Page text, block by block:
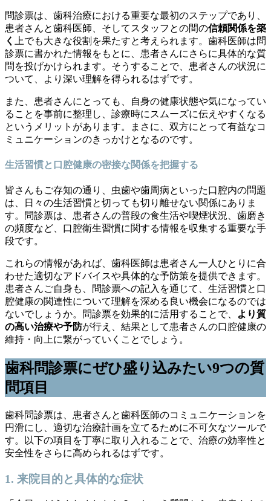
問診票は、歯科治療における重要な最初のステップであり、
患者さんと歯科医師、そしてスタッフとの間の信頼関係を築
く
上でも大きな役割を果たすと考えられます。歯科医師は問
診票に書かれた情報をもとに、患者さんにさらに具体的な質
問を投げかけられます。そうすることで、患者さんの状況に
ついて、より深い理解を得られるはずです。
また、患者さんにとっても、自身の健康状態や気になってい
ることを事前に整理し、診療時にスムーズに伝えやすくなる
というメリットがあります。まさに、双方にとって有益なコ
ミュニケーションのきっかけとなるのです。
生活習慣と口腔健康の密接な関係を把握する
皆さんもご存知の通り、虫歯や歯周病といった口腔内の問題
は、日々の生活習慣と切っても切り離せない関係にありま
す。問診票は、患者さんの普段の食生活や喫煙状況、歯磨き
の頻度など、口腔衛生習慣に関する情報を収集する重要な手
段です。
これらの情報があれば、歯科医師は患者さん一人ひとりに合
わせた適切なアドバイスや具体的な予防策を提供できます。
患者さんご自身も、問診票への記入を通じて、生活習慣と口
腔健康の関連性について理解を深める良い機会になるのでは
ないでしょうか。問診票を効果的に活用することで、
より質
の高い治療や予防が行え、結果として患者さんの口腔健康の
維持・向上に繋がっていくことでしょう。
歯科問診票にぜひ盛り込みたい9つの質
問項目
歯科問診票は、患者さんと歯科医師のコミュニケーションを
円滑にし、適切な治療計画を立てるために不可欠なツールで
す。以下の項目を丁寧に取り入れることで、治療の効率性と
安全性をさらに高められるはずです。
1. 来院目的と具体的な症状